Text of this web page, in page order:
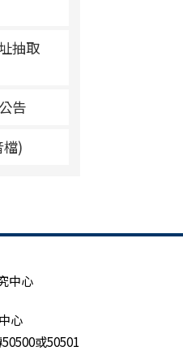
抽取
告
)
心
或50501